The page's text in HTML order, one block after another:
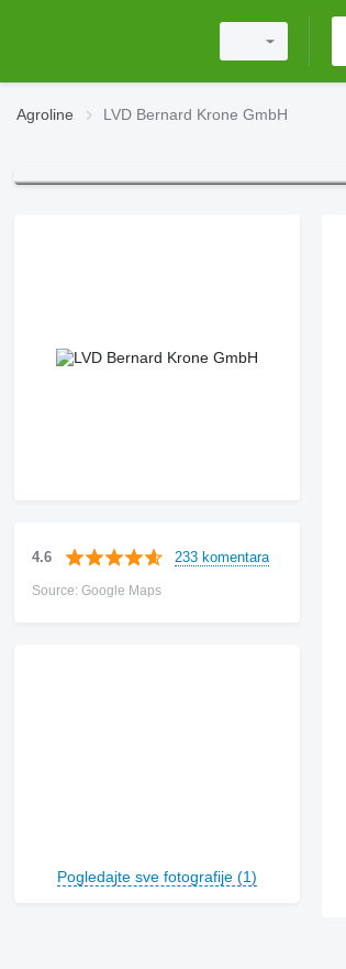
Agroline LVD Bernard Krone GmbH
4.6 233 komentara
Source: Google Maps
Pogledajte sve fotografije (1)